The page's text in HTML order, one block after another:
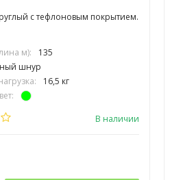
с тефлоновым покрытием.
м):
135
шнур
16,5 кг
В наличии